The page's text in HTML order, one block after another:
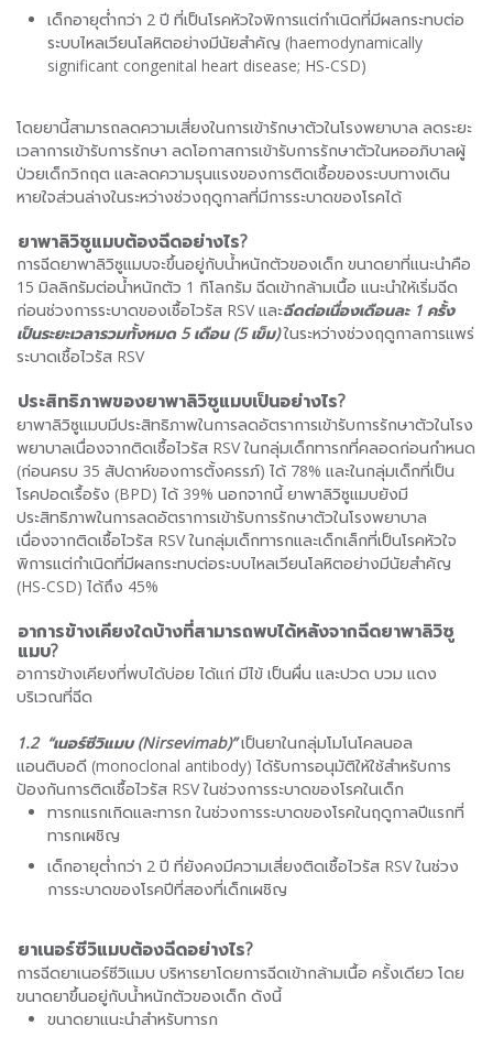
เด็กอายุต่ำกว่า 2 ปี ที่เป็นโรคหัวใจพิการแต่กำเนิดที่มีผลกระทบต่อ
ระบบไหลเวียนโลหิตอย่างมีนัยสำคัญ (haemodynamically
significant congenital heart disease; HS-CSD)
โดยยานี้สามารถลดความเสี่ยงในการเข้ารักษาตัวในโรงพยาบาล ลดระยะ
เวลาการเข้ารับการรักษา ลดโอกาสการเข้ารับการรักษาตัวในหออภิบาลผู้
ป่วยเด็กวิกฤต และลดความรุนแรงของการติดเชื้อของระบบทางเดิน
หายใจส่วนล่างในระหว่างช่วงฤดูกาลที่มีการระบาดของโรคได้
ยาพาลิวิซูแมบต้องฉีดอย่างไร?
การฉีดยาพาลิวิซูแมบจะขึ้นอยู่กับน้ำหนักตัวของเด็ก ขนาดยาที่แนะนำคือ
15 มิลลิกรัมต่อน้ำหนักตัว 1 กิโลกรัม ฉีดเข้ากล้ามเนื้อ แนะนำให้เริ่มฉีด
ก่อนช่วงการระบาดของเชื้อไวรัส RSV และฉีดต่อเนื่องเดือนละ 1 ครั้ง
เป็นระยะเวลารวมทั้งหมด 5 เดือน (5 เข็ม)ในระหว่างช่วงฤดูกาลการแพร่
ระบาดเชื้อไวรัส RSV
ประสิทธิภาพของยาพาลิวิซูแมบเป็นอย่างไร?
ยาพาลิวิซูแมบมีประสิทธิภาพในการลดอัตราการเข้ารับการรักษาตัวในโรง
พยาบาลเนื่องจากติดเชื้อไวรัส RSV ในกลุ่มเด็กทารกที่คลอดก่อนกำหนด
(ก่อนครบ 35 สัปดาห์ของการตั้งครรภ์) ได้ 78% และในกลุ่มเด็กที่เป็น
โรคปอดเรื้อรัง (BPD) ได้ 39% นอกจากนี้ ยาพาลิวิซูแมบยังมี
ประสิทธิภาพในการลดอัตราการเข้ารับการรักษาตัวในโรงพยาบาล
เนื่องจากติดเชื้อไวรัส RSV ในกลุ่มเด็กทารกและเด็กเล็กที่เป็นโรคหัวใจ
พิการแต่กำเนิดที่มีผลกระทบต่อระบบไหลเวียนโลหิตอย่างมีนัยสำคัญ
(HS-CSD) ได้ถึง 45%
อาการข้างเคียงใดบ้างที่สามารถพบได้หลังจากฉีดยาพาลิวิซู
แมบ?
อาการข้างเคียงที่พบได้บ่อย ได้แก่ มีไข้ เป็นผื่น และปวด บวม แดง
บริเวณที่ฉีด
1.2 “เนอร์ซีวิแมบ (Nirsevimab)”เป็นยาในกลุ่มโมโนโคลนอล
แอนติบอดี (monoclonal antibody) ได้รับการอนุมัติให้ใช้สำหรับการ
ป้องกันการติดเชื้อไวรัส RSV ในช่วงการระบาดของโรคในเด็ก
ทารกแรกเกิดและทารก ในช่วงการระบาดของโรคในฤดูกาลปีแรกที่
ทารกเผชิญ
เด็กอายุต่ำกว่า 2 ปี ที่ยังคงมีความเสี่ยงติดเชื้อไวรัส RSV ในช่วง
การระบาดของโรคปีที่สองที่เด็กเผชิญ
ยาเนอร์ซีวิแมบต้องฉีดอย่างไร?
การฉีดยาเนอร์ซีวิแมบ บริหารยาโดยการฉีดเข้ากล้ามเนื้อ ครั้งเดียว โดย
ขนาดยาขึ้นอยู่กับน้ำหนักตัวของเด็ก ดังนี้
ขนาดยาแนะนำสำหรับทารก